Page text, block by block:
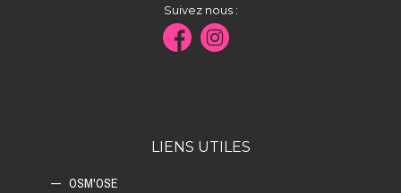
Suivez nous :
LIENS UTILES
OSM'OSE